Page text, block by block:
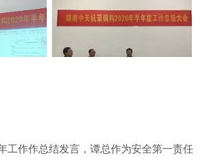
工作作总结发言，谭总作为安全第一责任